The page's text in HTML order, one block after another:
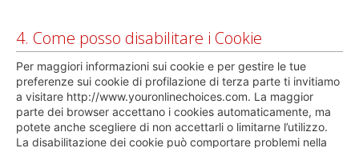
4. Come posso disabilitare i Cookie
Per maggiori informazioni sui cookie e per gestire le tue
preferenze sui cookie di profilazione di terza parte ti invitiamo
a visitare http://www.youronlinechoices.com. La maggior
parte dei browser accettano i cookies automaticamente, ma
potete anche scegliere di non accettarli o limitarne l’utilizzo.
La disabilitazione dei cookie può comportare problemi nella